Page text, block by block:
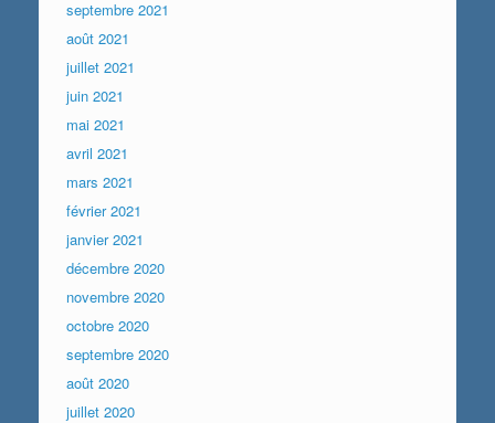
septembre 2021
août 2021
juillet 2021
juin 2021
mai 2021
avril 2021
mars 2021
février 2021
janvier 2021
décembre 2020
novembre 2020
octobre 2020
septembre 2020
août 2020
juillet 2020